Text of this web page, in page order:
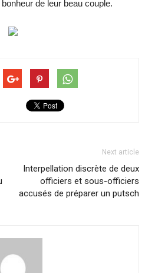
de leur beau couple.
Next article
Interpellation discrète de deux
officiers et sous-officiers
accusés de préparer un putsch